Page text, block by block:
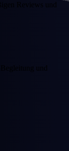
Reviews und
und